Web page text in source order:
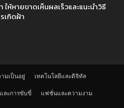
ให้หายขาดเห็นผลเร็วและแนะนำวิธี
เกิดฝ้า
มเป็นอยู่ เทคโนโลยีและดิจิทัล
ละการขับขี่ แฟชั่นและความงาม